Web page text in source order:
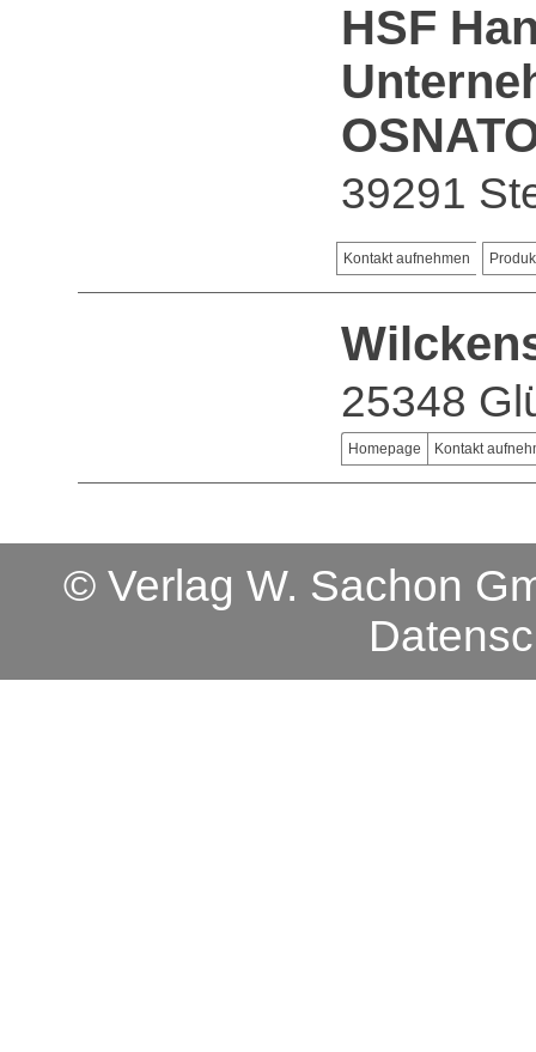
HSF
39291
Kontakt aufnehmen
25348
Homepage Kontakt
© Verlag W. Sachon